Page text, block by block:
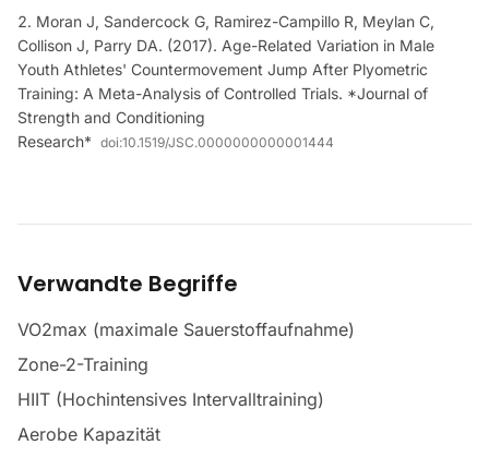
Moran J, Sandercock G, Ramirez-Campillo R, Meylan C,
Collison J, Parry DA. (2017). Age-Related Variation in Male
Youth Athletes' Countermovement Jump After Plyometric
Training: A Meta-Analysis of Controlled Trials. *Journal of
Strength and Conditioning
Research* doi:10.1519/JSC.0000000000001444
Verwandte Begriffe
VO2max (maximale Sauerstoffaufnahme)
Zone-2-Training
HIIT (Hochintensives Intervalltraining)
Aerobe Kapazität